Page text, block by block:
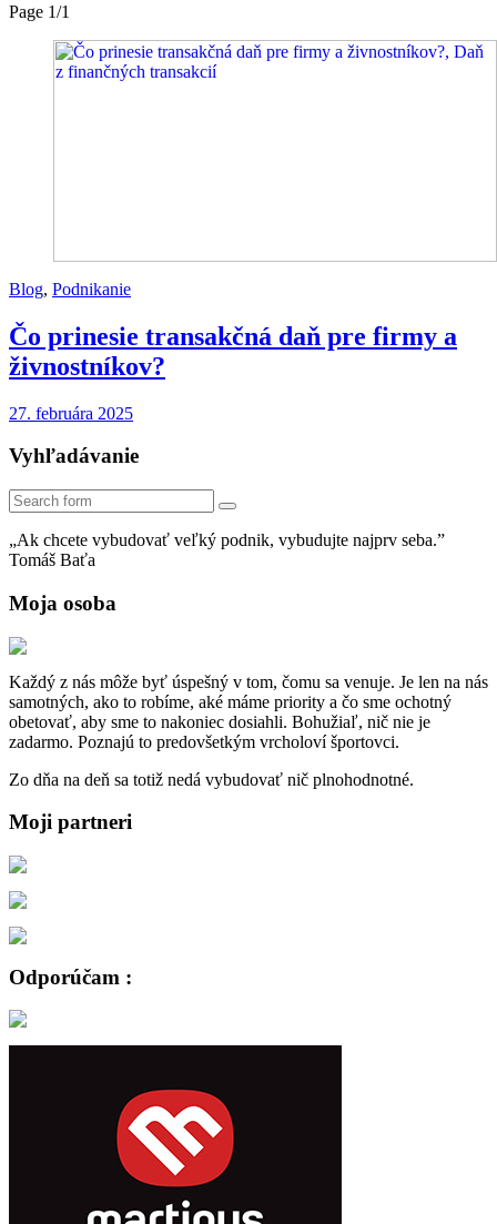
Page 1/1
Blog, Podnikanie
Čo prinesie transakčná daň pre firmy a
živnostníkov?
27. februára 2025
Vyhľadávanie
Search
„Ak chcete vybudovať veľký podnik, vybudujte najprv seba.”
Tomáš Baťa
Moja osoba
Každý z nás môže byť úspešný v tom, čomu sa venuje. Je len na nás
samotných, ako to robíme, aké máme priority a čo sme ochotný
obetovať, aby sme to nakoniec dosiahli. Bohužiaľ, nič nie je
zadarmo. Poznajú to predovšetkým vrcholoví športovci.
Zo dňa na deň sa totiž nedá vybudovať nič plnohodnotné.
Moji partneri
Odporúčam :